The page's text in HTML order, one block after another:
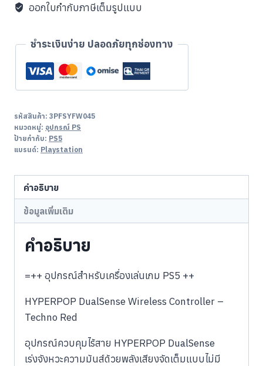
ออกใบกำกับภาษีเต็มรูปแบบ
ชำระเงินง่าย ปลอดภัยทุกช่องทาง
รหัสสินค้า: 3PFSYFW045
หมวดหมู่: อุปกรณ์ PS
ป้ายกำกับ: PS5
แบรนด์: Playstation
คำอธิบาย
ข้อมูลเพิ่มเติม
คำอธิบาย
=++ อุปกรณ์สำหรับเครื่องเล่นเกม PS5 ++
HYPERPOP DualSense Wireless Controller –
Techno Red
อุปกรณ์ควบคุมไร้สาย HYPERPOP DualSense
เร่งจังหวะความมันส์ด้วยพลังเสียงจัดเต็มแบบไม่มี